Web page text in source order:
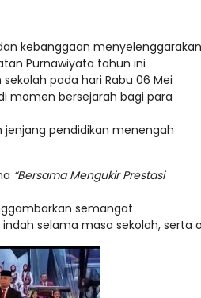
kebanggaan menyelenggarakan
Purnawiyata tahun ini
pada hari Rabu 06 Mei
momen bersejarah bagi para
jenjang pendidikan menengah
“Bersama Mengukir Prestasi
semangat
indah selama masa sekolah, serta